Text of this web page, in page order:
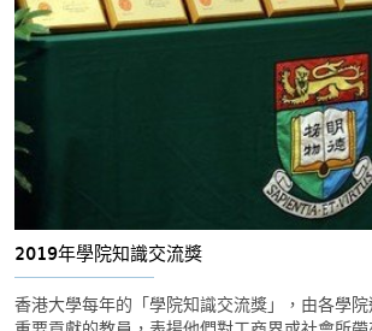
2019年學院知識交流獎
香港大學每年的「學院知識交流獎」，由各學